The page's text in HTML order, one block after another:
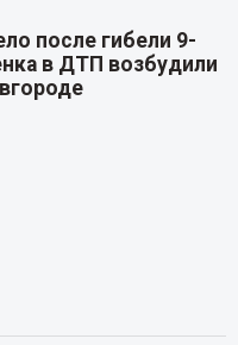
после гибели 9-
в ДТП возбудили